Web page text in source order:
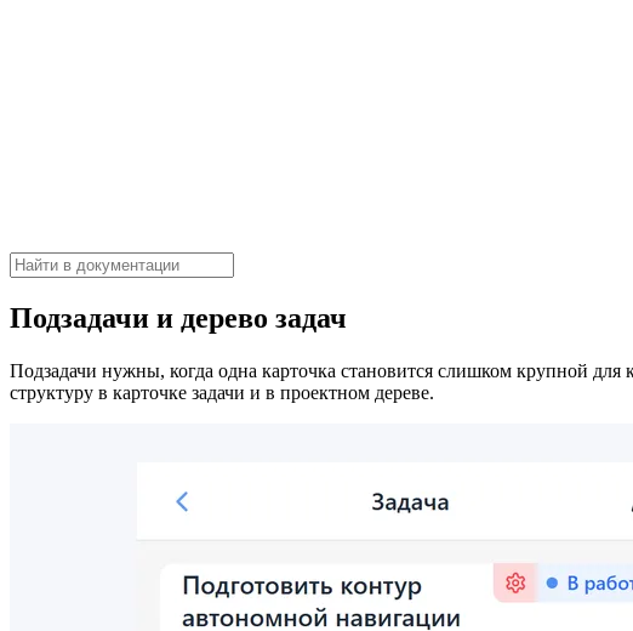
Подзадачи и дерево задач
Подзадачи нужны, когда одна карточка становится слишком крупной
структуру в карточке задачи и в проектном дереве.